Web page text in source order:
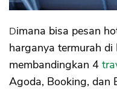
Dimana bisa pesan hotel secara online yang
harganya termurah di
membandingkan 4
Agoda, Booking, dan